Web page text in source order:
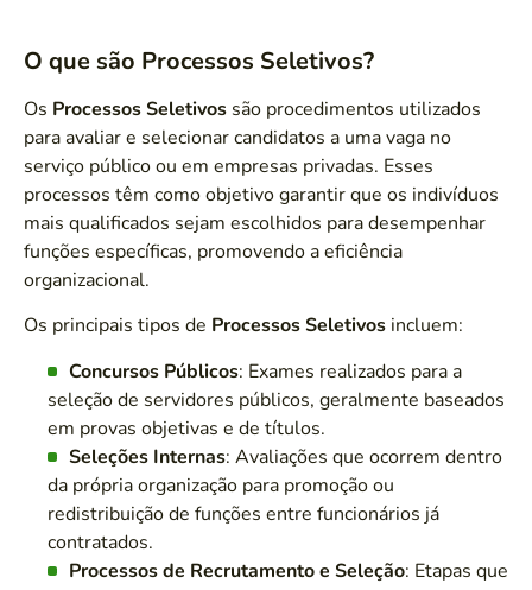
O que são Processos Seletivos?
Os Processos Seletivos são procedimentos utilizados
para avaliar e selecionar candidatos a uma vaga no
serviço público ou em empresas privadas. Esses
processos têm como objetivo garantir que os indivíduos
mais qualificados sejam escolhidos para desempenhar
funções específicas, promovendo a eficiência
organizacional.
Os principais tipos de Processos Seletivos incluem:
Concursos Públicos: Exames realizados para a
seleção de servidores públicos, geralmente baseados
em provas objetivas e de títulos.
Seleções Internas: Avaliações que ocorrem dentro
da própria organização para promoção ou
redistribuição de funções entre funcionários já
contratados.
Processos de Recrutamento e Seleção: Etapas que